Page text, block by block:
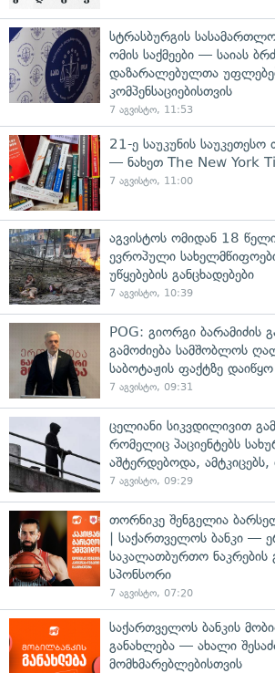
სტრასბურგის
ომის საქმეები — საიას
დაზარალებულთა
კომპენსაციებისთვის
7 აგვისტო, 11:53
21-ე საუკუნის
— ნახეთ The New York
7 აგვისტო, 11:00
აგვისტოს ომიდან 18
ევროპული
უწყებების განცხადებები
7 აგვისტო, 10:39
POG: გიორგი ბარამიძის
გამოძიება სამშობლოს
საბოტაჟის ფაქტზე დაიწყო
7 აგვისტო, 09:31
ცელიანი სიკვდილივით
რომელიც პაციენტებს
აშტერდებოდა,
7 აგვისტო, 09:29
თორნიკე შენგელია
| საქართველოს ბანკი —
საკალათბურთო ნაკრების
სპონსორი
7 აგვისტო, 07:20
საქართველოს ბანკის
განახლება — ახალი
მომხმარებლებისთვის